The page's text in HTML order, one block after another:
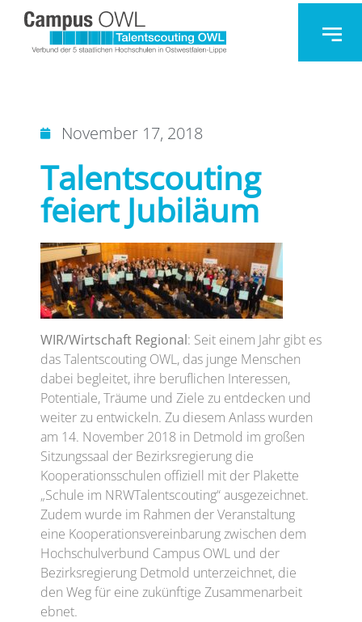
November 17, 2018
Talentscouting
feiert Jubiläum
WIR/Wirtschaft Regional: Seit einem Jahr gibt es
das Talentscouting OWL, das junge Menschen
dabei begleitet, ihre beruflichen Interessen,
Potentiale, Träume und Ziele zu entdecken und
weiter zu entwickeln. Zu diesem Anlass wurden
am 14. November 2018 in Detmold im großen
Sitzungssaal der Bezirksregierung die
Kooperationsschulen offiziell mit der Plakette
„Schule im NRWTalentscouting“ ausgezeichnet.
Zudem wurde im Rahmen der Veranstaltung
eine Kooperationsvereinbarung zwischen dem
Hochschulverbund Campus OWL und der
Bezirksregierung Detmold unterzeichnet, die
den Weg für eine zukünftige Zusammenarbeit
ebnet.